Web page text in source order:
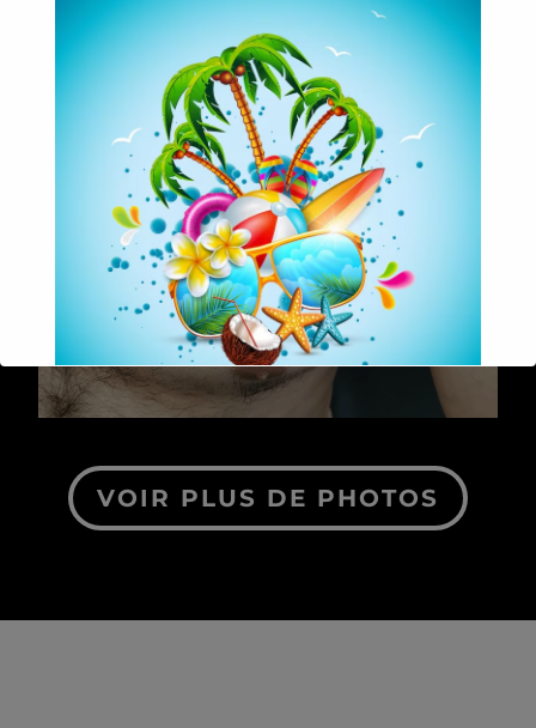
VOIR PLUS DE PHOTOS